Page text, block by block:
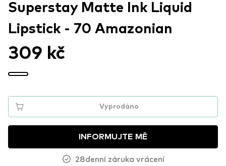
Superstay Matte Ink Liquid
Lipstick - 70 Amazonian
309 kč
Vyprodáno
INFORMUJTE MĚ
28denní záruka vrácení